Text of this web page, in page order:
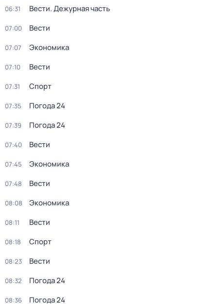
06:31 Вести. Дежурная часть
07:00 Вести
07:07 Экономика
07:10 Вести
07:31 Спорт
07:35 Погода 24
07:39 Погода 24
07:40 Вести
07:45 Экономика
07:48 Вести
08:08 Экономика
08:11 Вести
08:18 Спорт
08:23 Вести
08:32 Погода 24
08:36 Погода 24